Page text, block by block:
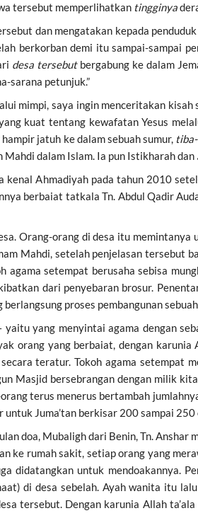
tersebut memperlihatkan tingginya
dan mengatakan kepada
berkorban demi itu sampai-sampai
desa tersebutbergabung ke dalam
sarana petunjuk.”
mimpi, saya ingin menceritakan
kuat tentang kewafatan Yesus
jatuh ke dalam sebuah sumur,
dalam Islam. Ia pun Istikharah dan
Ahmadiyah pada tahun 2010
berbaiat tatkala Tn. Abdul Qadir
Orang-orang di desa itu
Mahdi, setelah penjelasan tersebut
agama setempat berusaha sebisa
dari penyebaran brosur.
proses pembangunan
yang menyintai agama dengan
orang yang berbaiat, dengan
teratur. Tokoh agama setempat
Masjid bersebrangan dengan milik
terus menerus bertambah
Juma’tan berkisar 200 sampai 250
doa, Mubaligh dari Benin, Tn.
ke rumah sakit, setiap orang yang
didatangkan untuk mendoakannya.
di desa sebelah. Ayah wanita itu
tersebut. Dengan karunia Allah